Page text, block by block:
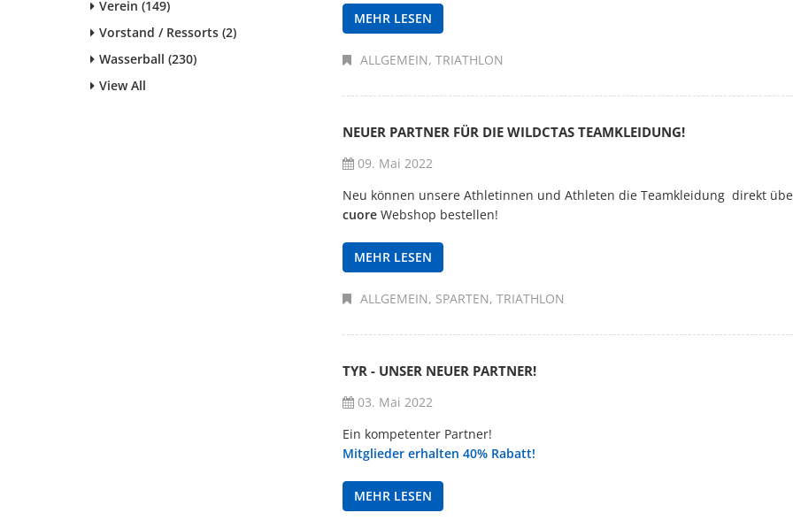
Verein (149)
Vorstand / Ressorts (2)
Wasserball (230)
View All
MEHR LESEN
ALLGEMEIN TRIATHLON
NEUER PARTNER FÜR DIE WILDCTAS TEAMKLEIDUNG!
09. Mai 2022
Neu können unsere Athletinnen und Athleten die Teamkleidung direkt
cuore Webshop bestellen!
MEHR LESEN
ALLGEMEIN SPARTEN TRIATHLON
TYR - UNSER NEUER PARTNER!
03. Mai 2022
Ein kompetenter Partner!
Mitglieder erhalten 40% Rabatt!
MEHR LESEN